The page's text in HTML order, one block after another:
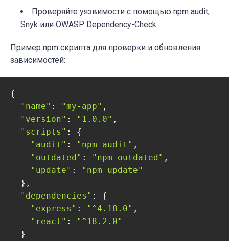
Проверяйте уязвимости с помощью npm audit,
Snyk или OWASP Dependency-Check.
Пример npm скрипта для проверки и обновления
зависимостей:
{
"name" : "my-app" ,
"version" : "1.0.0" ,
"scripts" : {
"audit" : "npm audit" ,
"outdated" : "npm outdated" ,
"update" :
"npm update"
  },
"dependencies" : {
"express" : "^4.18.0" ,
"react" :
"^18.2.0"
  }